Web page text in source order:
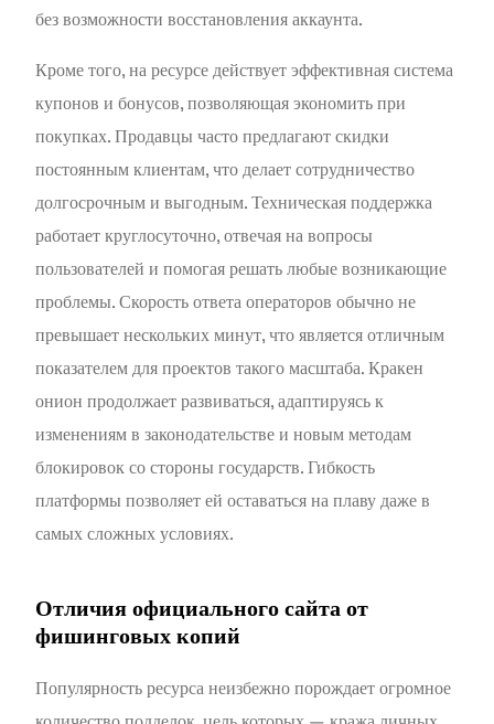
без возможности восстановления аккаунта.
Кроме того, на ресурсе действует эффективная система
купонов и бонусов, позволяющая экономить при
покупках. Продавцы часто предлагают скидки
постоянным клиентам, что делает сотрудничество
долгосрочным и выгодным. Техническая поддержка
работает круглосуточно, отвечая на вопросы
пользователей и помогая решать любые возникающие
проблемы. Скорость ответа операторов обычно не
превышает нескольких минут, что является отличным
показателем для проектов такого масштаба. Кракен
онион продолжает развиваться, адаптируясь к
изменениям в законодательстве и новым методам
блокировок со стороны государств. Гибкость
платформы позволяет ей оставаться на плаву даже в
самых сложных условиях.
Отличия официального сайта от
фишинговых копий
Популярность ресурса неизбежно порождает огромное